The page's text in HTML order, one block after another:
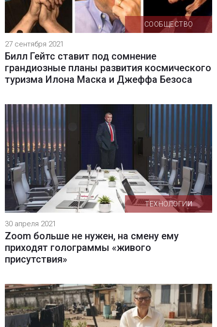
СООБЩЕСТВО
27 сентября 2021
Билл Гейтс ставит под сомнение
грандиозные планы развития космического
туризма Илона Маска и Джеффа Безоса
ТЕХНОЛОГИИ
30 апреля 2021
Zoom больше не нужен, на смену ему
приходят голограммы «живого
присутствия»